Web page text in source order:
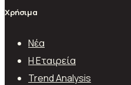
Χρήσιμα
Νέα
Η Εταιρεία
Trend Analysis